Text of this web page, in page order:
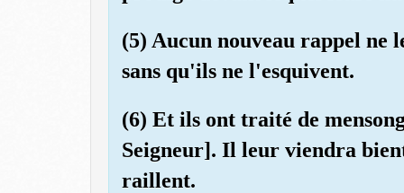
(5) Aucun nouveau rappel
sans qu'ils ne l'esquivent.
(6) Et ils ont traité de
Seigneur]. Il leur viendra
raillent.